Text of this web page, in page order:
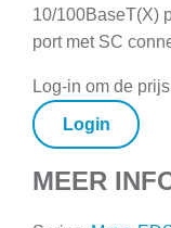
10/100BaseT(X)
port met SC
Log-in om de
Login
MEER